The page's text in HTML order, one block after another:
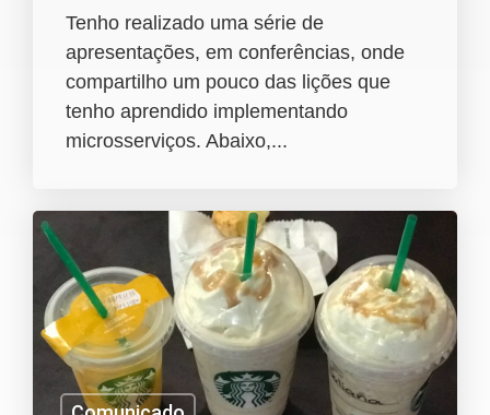
Tenho realizado uma série de
apresentações, em conferências, onde
compartilho um pouco das lições que
tenho aprendido implementando
microsserviços. Abaixo,...